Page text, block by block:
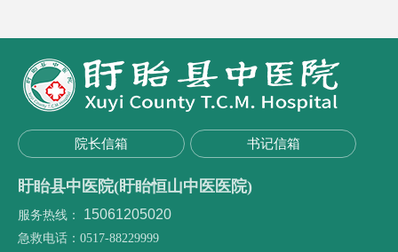
院长信箱 书记信箱
盱眙县中医院(盱眙恒山中医医院)
服务热线： 15061205020
急救电话：0517-88229999